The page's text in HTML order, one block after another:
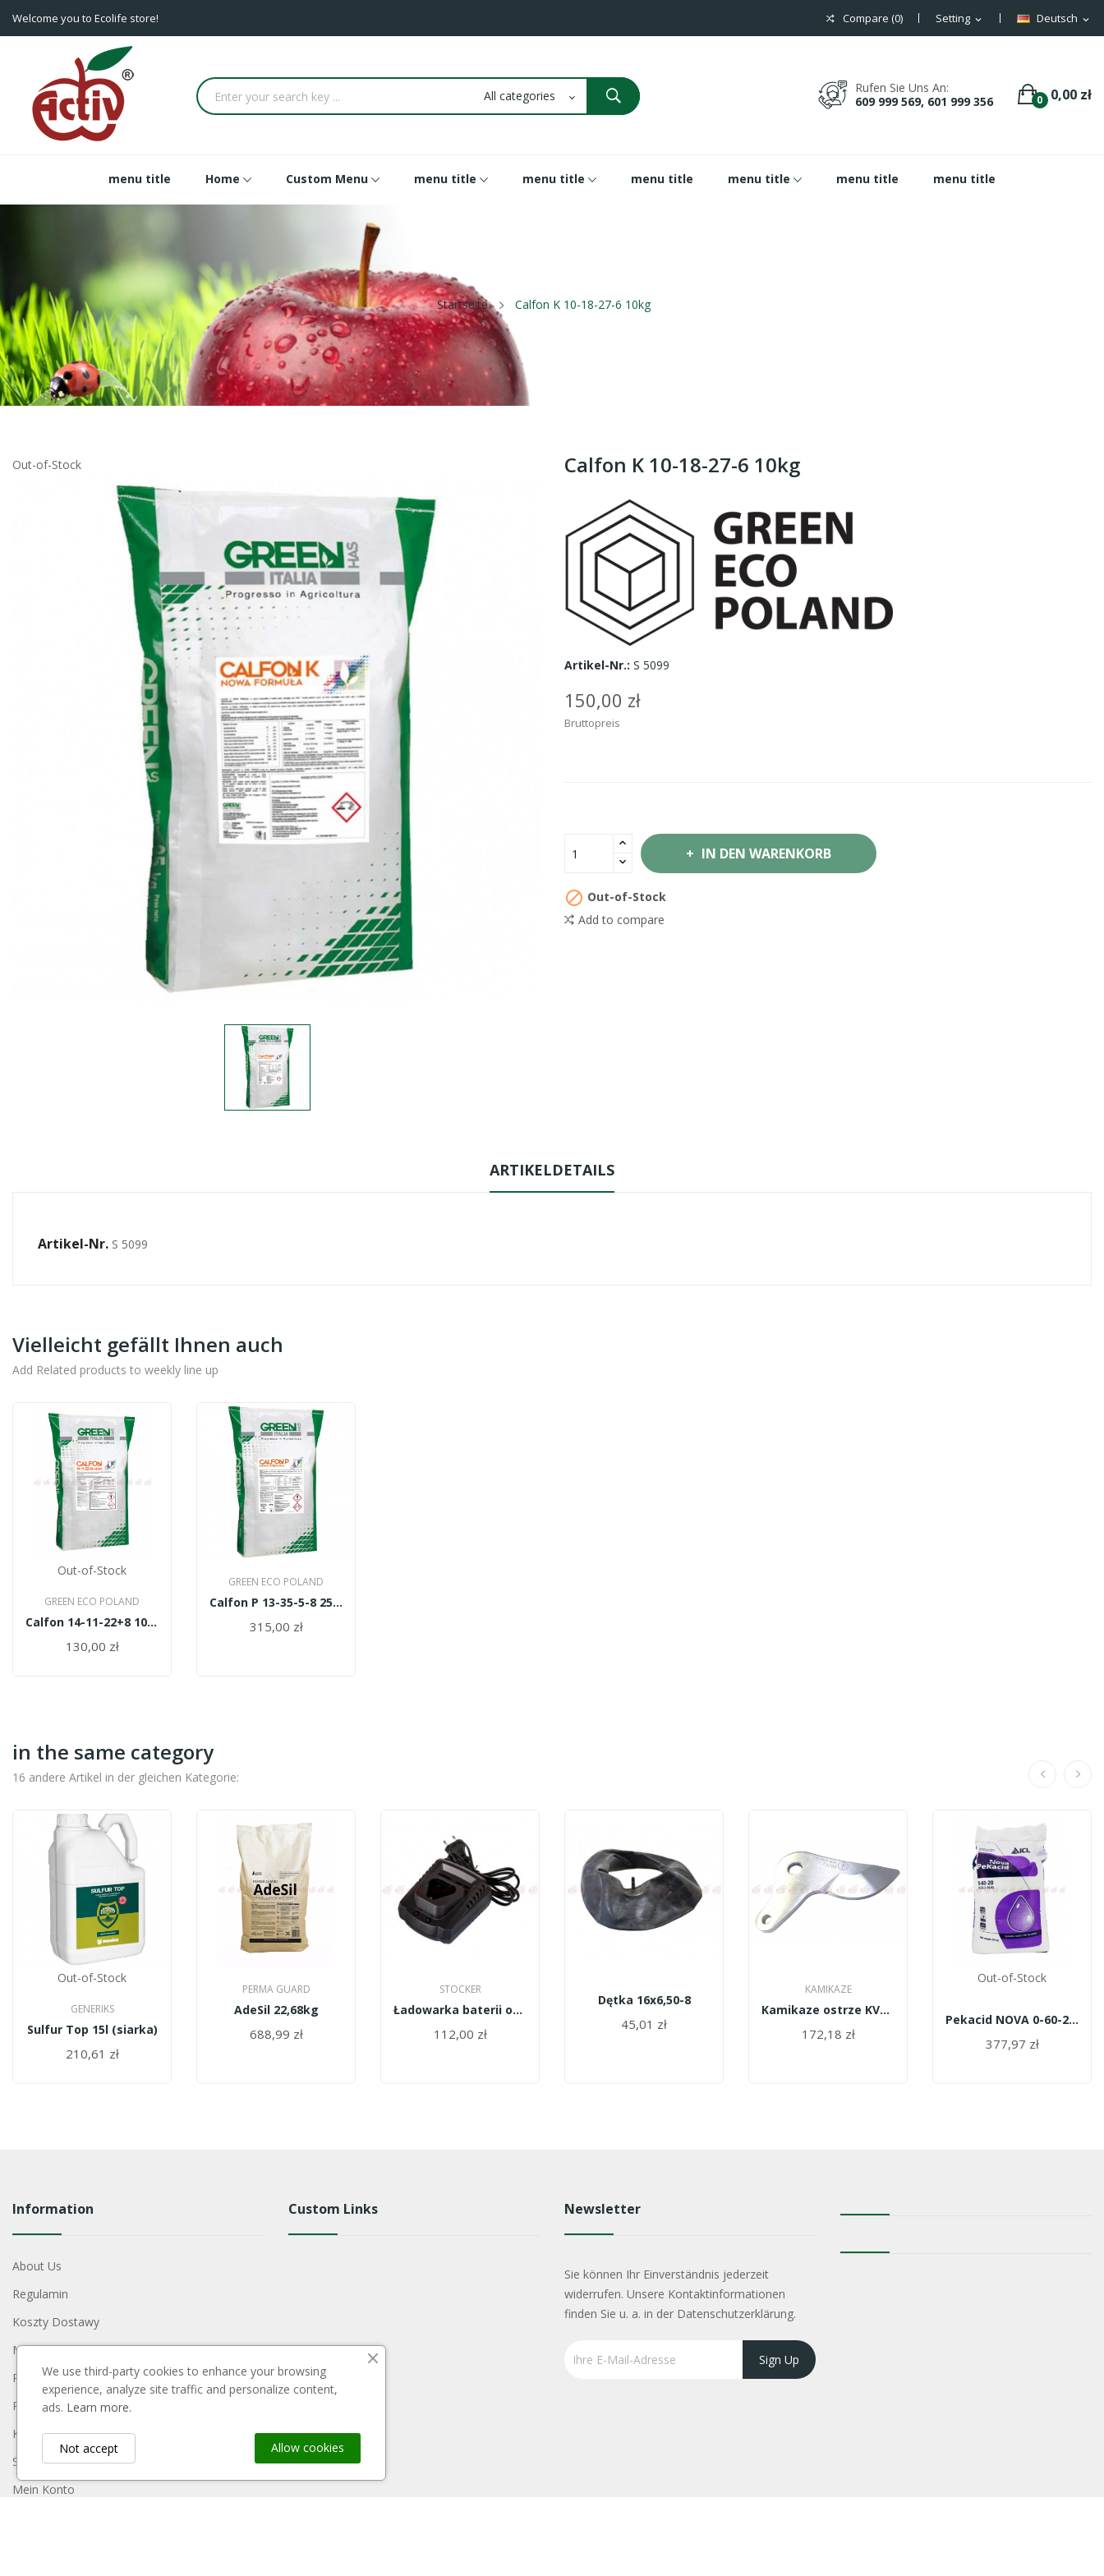
Deutsch expand_more
Setting expand_more
Compare (0)
Welcome you to Ecolife store!
0 0,00 zł
Rufen Sie Uns An:
609 999 569, 601 999 356
menu title Home Custom Menu menu title menu title menu title menu title menu title menu title
Startseite Calfon K 10-18-27-6 10kg
Out-of-Stock Calfon K 10-18-27-6 10kg
Artikel-Nr.: S 5099
150,00 zł
Bruttopreis
IN DEN WARENKORB
 Out-of-Stock
Add to compare
ARTIKELDETAILS
Artikel-Nr. S 5099
Vielleicht gefällt Ihnen auch
Add Related products to weekly line up
Out-of-Stock
GREEN ECO POLAND
Calfon 14-11-22+8 10kg
130,00 zł
GREEN ECO POLAND
Calfon P 13-35-5-8 25 kg
315,00 zł
in the same category
16 andere Artikel in der gleichen Kategorie:
Out-of-Stock
GENERIKS
Sulfur Top 15l (siarka)
210,61 zł
PERMA GUARD
AdeSil 22,68kg
688,99 zł
STOCKER
Ładowarka baterii opryskiwacza Stocker-237/12...
112,00 zł
Dętka 16x6,50-8
45,01 zł
KAMIKAZE
Kamikaze ostrze KV700R18
172,18 zł
Out-of-Stock
Pekacid NOVA 0-60-20 25kg
377,97 zł
Information
About Us
Regulamin
Koszty Dostawy
Metody Płatności
Polityka Prywatności
Reklamacje I Zwroty
Kontakt
Sitemap
Mein Konto
Custom Links Newsletter
Sie können Ihr Einverständnis jederzeit
widerrufen. Unsere Kontaktinformationen
finden Sie u. a. in der Datenschutzerklärung.
We use third-party cookies to enhance your browsing
experience, analyze site traffic and personalize content,
ads. Learn more.
Allow cookies
Not accept